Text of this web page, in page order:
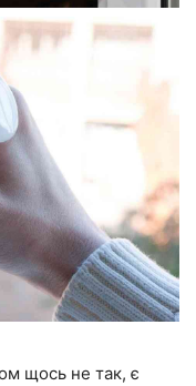
щось не так, є